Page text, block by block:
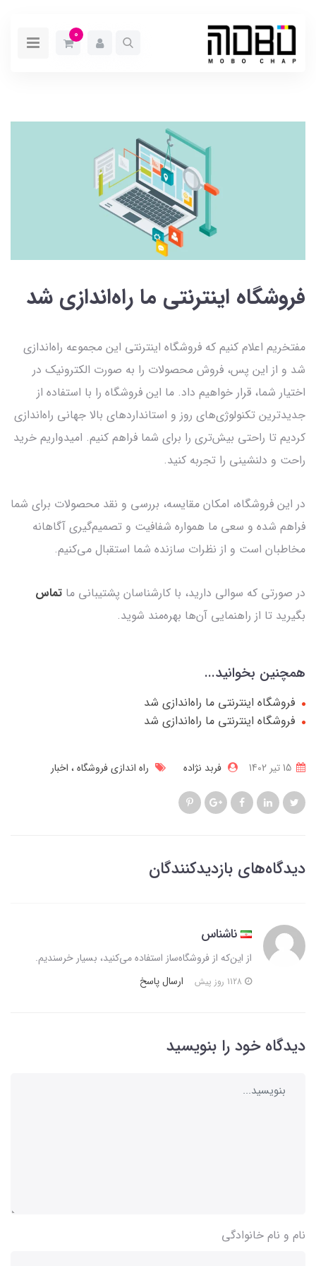
0
فروشگاه اینترنتی ما راه‌اندازی شد
مفتخریم اعلام کنیم که فروشگاه اینترنتی این مجموعه راه‌اندازی
شد و از این پس، فروش محصولات را به صورت الکترونیک در
اختیار شما، قرار خواهیم داد. ما این فروشگاه را با استفاده از
جدیدترین تکنولوژی‌های روز و استانداردهای بالا جهانی راه‌اندازی
کردیم تا راحتی بیش‌تری را برای شما فراهم کنیم. امیدواریم خرید
راحت و دلنشینی را تجربه کنید.
در این فروشگاه، امکان مقایسه، بررسی و نقد محصولات برای شما
فراهم شده و سعی ما همواره شفافیت و تصمیم‌گیری آگاهانه
مخاطبان است و از نظرات سازنده شما استقبال می‌کنیم.
در صورتی که سوالی دارید، با کارشناسان پشتیبانی ما تماس
بگیرید تا از راهنمایی آن‌ها بهره‌مند شوید.
همچنین بخوانید...
فروشگاه اینترنتی ما راه‌اندازی شد
فروشگاه اینترنتی ما راه‌اندازی شد
فربد نژاده راه اندازی فروشگاه اخبار
دیدگاه‌های بازدیدکنندگان
ناشناس
از این‌که از فروشگاه‌ساز استفاده می‌کنید، بسیار خرسندیم.
ارسال پاسخ
دیدگاه خود را بنویسید
نام و نام خانوادگی